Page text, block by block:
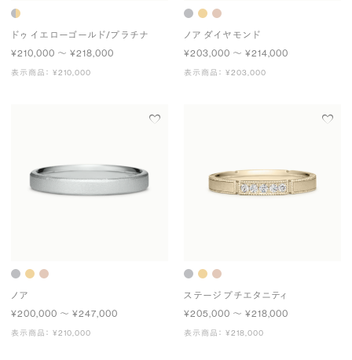
ドゥ イエローゴールド/プラチナ
¥210,000 〜 ¥218,000
表示商品： ¥210,000
ノア ダイヤモンド
¥203,000 〜 ¥214,000
表示商品： ¥203,000
ノア
¥200,000 〜 ¥247,000
表示商品： ¥210,000
ステージ プチエタニティ
¥205,000 〜 ¥218,000
表示商品： ¥218,000